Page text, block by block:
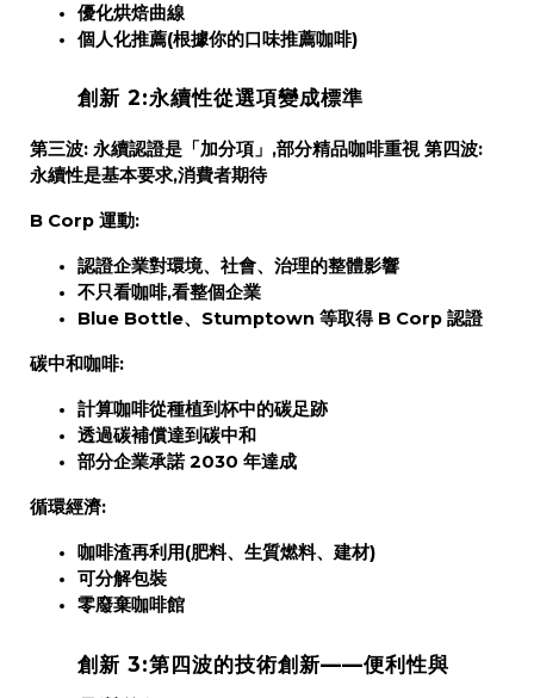
優化烘焙曲線
個人化推薦(根據你的口味推薦咖啡)
創新 2:永續性從選項變成標準
第三波: 永續認證是「加分項」,部分精品咖啡重視第四波:
永續性是基本要求,消費者期待
B Corp 運動:
認證企業對環境、社會、治理的整體影響
不只看咖啡,看整個企業
Blue Bottle、Stumptown 等取得 B Corp 認證
碳中和咖啡:
計算咖啡從種植到杯中的碳足跡
透過碳補償達到碳中和
部分企業承諾 2030 年達成
循環經濟:
咖啡渣再利用(肥料、生質燃料、建材)
可分解包裝
零廢棄咖啡館
創新 3:第四波的技術創新——便利性與